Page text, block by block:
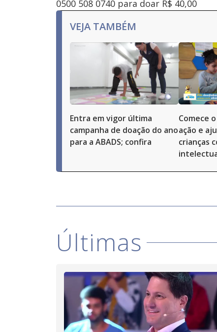
0500 508 0740 para doar R$ 40,00
VEJA TAMBÉM
Entra em vigor última
campanha de doação do ano
para a ABADS; confira
Comece
ação e
crianças
Últimas